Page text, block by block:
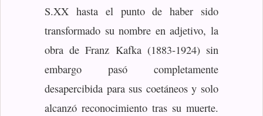
S.XX hasta el punto de haber sido
transformado su nombre en adjetivo, la
obra de Franz Kafka (1883-1924) sin
embargo pasó completamente
desapercibida para sus coetáneos y solo
alcanzó reconocimiento tras su muerte.